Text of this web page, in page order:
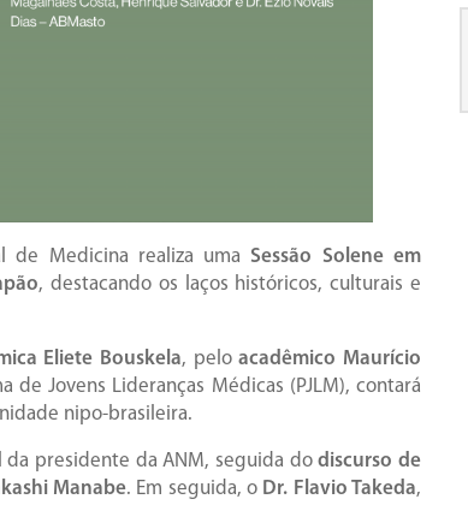
de Medicina realiza uma Sessão Solene em
, destacando os laços históricos, culturais e
Eliete Bouskela, peloacadêmico Maurício
de Jovens Lideranças Médicas (PJLM), contará
nipo-brasileira.
da presidente da ANM, seguida dodiscurso de
Manabe. Em seguida, o Dr. Flavio Takeda,